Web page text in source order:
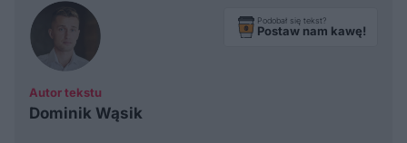
Autor tekstu
Dominik Wąsik
Podobał się tekst?
Postaw nam kawę!